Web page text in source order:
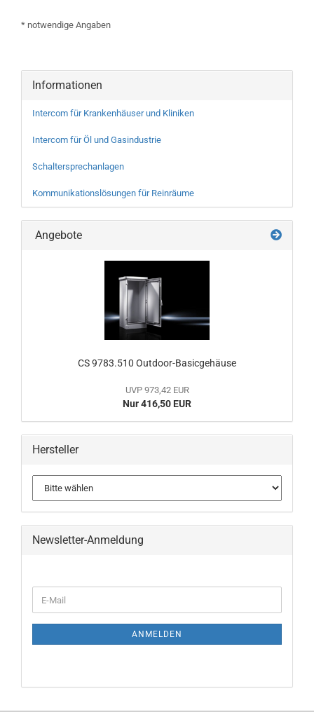
* notwendige Angaben
Informationen
Intercom für Krankenhäuser und Kliniken
Intercom für Öl und Gasindustrie
Schaltersprechanlagen
Kommunikationslösungen für Reinräume
Angebote
CS 9783.510 Outdoor-Basicgehäuse
UVP 973,42 EUR
Nur 416,50 EUR
Hersteller
Newsletter-Anmeldung
ZUR
E-
Mail
ANMELDEN